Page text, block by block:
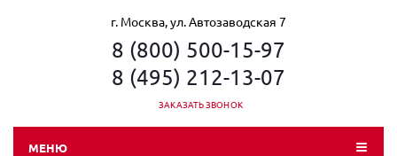
г. Москва, ул. Автозаводская 7
8 (800) 500-15-97
8 (495) 212-13-07
ЗАКАЗАТЬ ЗВОНОК
МЕНЮ